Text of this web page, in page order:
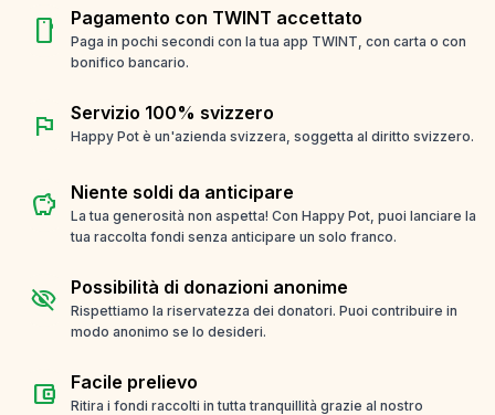
smartphone Pagamento con TWINT accettato
Paga in pochi secondi con la tua app TWINT, con carta o con
bonifico bancario.
flag Servizio 100% svizzero
Happy Pot è un'azienda svizzera, soggetta al diritto svizzero.
savings Niente soldi da anticipare
La tua generosità non aspetta! Con Happy Pot, puoi lanciare la
tua raccolta fondi senza anticipare un solo franco.
visibility_off Possibilità di donazioni anonime
Rispettiamo la riservatezza dei donatori. Puoi contribuire in
modo anonimo se lo desideri.
account_balance_wallet Facile prelievo
Ritira i fondi raccolti in tutta tranquillità grazie al nostro